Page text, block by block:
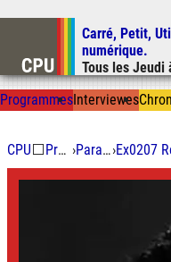
Carré, Petit,
numérique.
Tous les Jeudi
ProgrammesInterviewesChron
CPU⬜ Programmes › Paranoid android›